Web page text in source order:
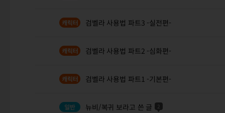
검벨라 사용법 파트3 -실전편-
검벨라 사용법 파트2 -심화편-
검벨라 사용법 파트1 -기본편-
뉴비/복귀 보라고 쓴 글 2